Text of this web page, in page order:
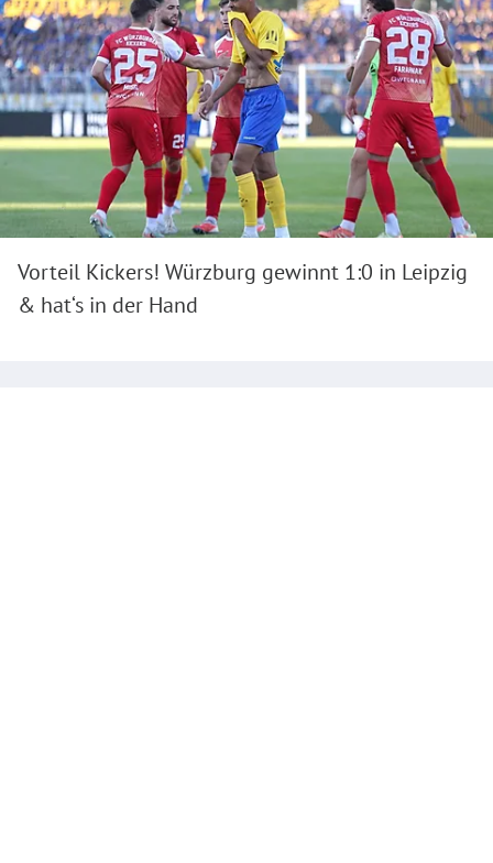
Vorteil Kickers! Würzburg gewinnt 1:0 in Leipzig
& hat‘s in der Hand